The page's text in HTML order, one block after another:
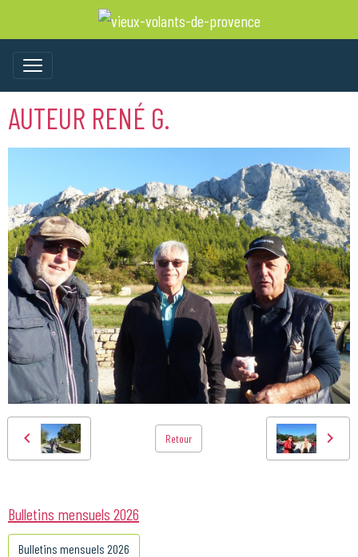
AUTEUR RENÉ G.
Retour
Bulletins mensuels 2026
Bulletins mensuels 2026